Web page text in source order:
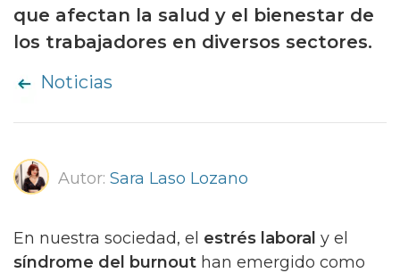
que afectan la salud y el bienestar de
los trabajadores en diversos sectores.
Noticias
Autor: Sara Laso Lozano
En nuestra sociedad, el estrés laboral y el
síndrome del burnout han emergido como